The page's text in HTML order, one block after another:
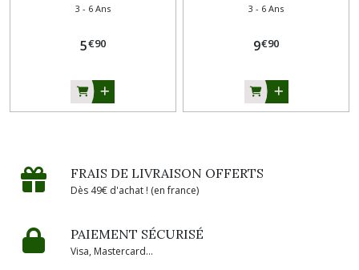
3 - 6 Ans
5€90
3 - 6 Ans
9€90
FRAIS DE LIVRAISON OFFERTS
Dès 49€ d'achat ! (en france)
PAIEMENT SÉCURISÉ
Visa, Mastercard...